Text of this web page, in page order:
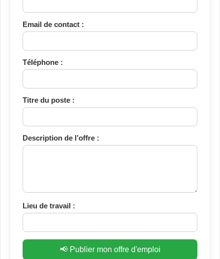
Email de contact :
Téléphone :
Titre du poste :
Description de l’offre :
Lieu de travail :
📢 Publier mon offre d'emploi